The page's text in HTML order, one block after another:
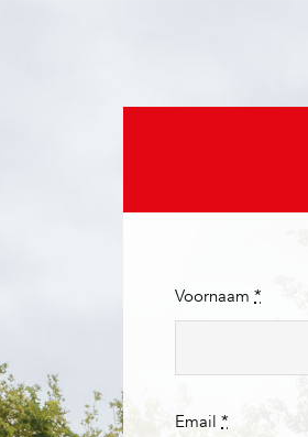
Voornaam*
Email*